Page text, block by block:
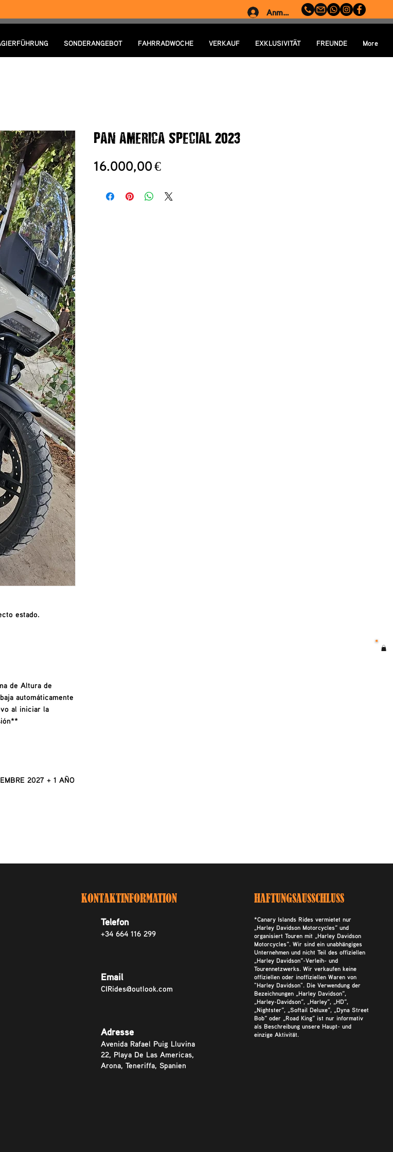
Anmelden
SONDERANGEBOT FAHRRADWOCHE VERKAUF EXKLUSIVITÄT FREUNDE More
estado.
de Altura de
automáticamente
al iniciar la
2027 + 1 AÑO
PAN AMERICA SPECIAL 2023
16.000,00 €Preis
KONTAKTINFORMATION
Telefon
+34 664 116 299
Email
CIRides@outlook.com
Adresse
Avenida Rafael Puig Lluvina
22, Playa De Las Americas,
Arona, Teneriffa, Spanien
HAFTUNGSAUSSCHLUSS
*Canary Islands Rides vermietet nur
„Harley Davidson Motorcycles“ und
organisiert Touren mit „Harley Davidson
Motorcycles“. Wir sind ein unabhängiges
Unternehmen und nicht Teil des offiziellen
„Harley Davidson“-Verleih- und
Tourennetzwerks. Wir verkaufen keine
offiziellen oder inoffiziellen Waren von
"Harley Davidson". Die Verwendung der
Bezeichnungen „Harley Davidson“,
„Harley-Davidson“, „Harley“, „HD“,
„Nightster“, „Softail Deluxe“, „Dyna Street
Bob“ oder „Road King“ ist nur informativ
als Beschreibung unsere Haupt- und
einzige Aktivität.